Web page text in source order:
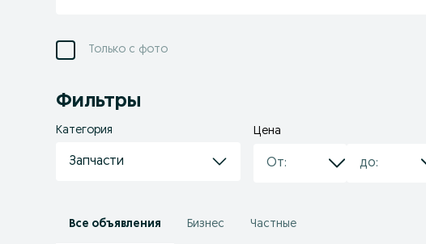
Только с фото
Фильтры
Категория
Запчасти
Цена
Все объявления Бизнес Частные